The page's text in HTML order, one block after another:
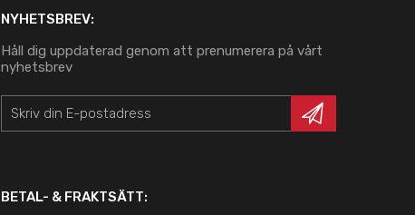
NYHETSBREV:
Håll dig uppdaterad genom att prenumerera på vårt
nyhetsbrev
BETAL- & FRAKTSÄTT: